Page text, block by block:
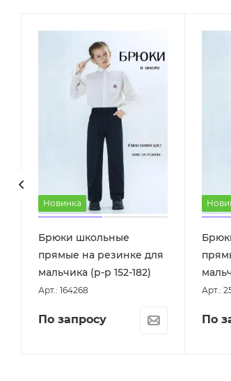
Новинка
Брюки школьные
прямые на резинке для
мальчика (р-р 152-182)
Арт.: 164268
По запросу
Арт.:
По